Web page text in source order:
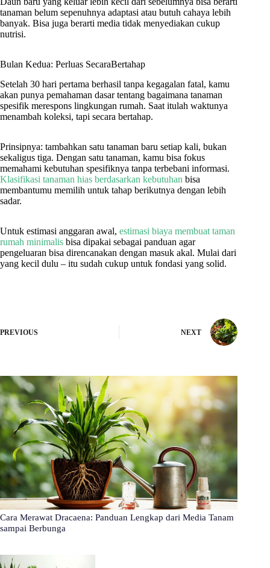
tanaman belum sepenuhnya adaptasi atau butuh cahaya lebih
banyak. Bisa juga berarti media tidak menyediakan cukup
nutrisi.
Bulan Kedua: Perluas SecaraBertahap
Setelah 30 hari pertama berhasil tanpa kegagalan fatal, kamu
akan punya pemahaman dasar tentang bagaimana tanaman
spesifik merespons lingkungan rumah. Saat itulah waktunya
menambah koleksi, tapi secara bertahap.
Prinsipnya: tambahkan satu tanaman baru setiap kali, bukan
sekaligus tiga. Dengan satu tanaman, kamu bisa fokus
memahami kebutuhan spesifiknya tanpa terbebani informasi.
Klasifikasi tanaman hias berdasarkan kebutuhan bisa
membantumu memilih untuk tahap berikutnya dengan lebih
sadar.
Untuk estimasi anggaran awal, estimasi biaya membuat taman
rumah minimalis bisa dipakai sebagai panduan agar
pengeluaran bisa direncanakan dengan masuk akal. Mulai dari
yang kecil dulu – itu sudah cukup untuk fondasi yang solid.
PREVIOUS NEXT
Cara Merawat Dracaena: Panduan Lengkap dari Media Tanam
sampai Berbunga